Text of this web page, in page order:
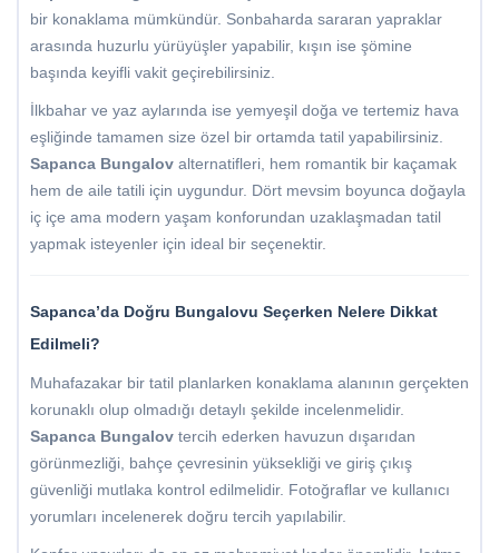
bir konaklama mümkündür. Sonbaharda sararan yapraklar
arasında huzurlu yürüyüşler yapabilir, kışın ise şömine
başında keyifli vakit geçirebilirsiniz.
İlkbahar ve yaz aylarında ise yemyeşil doğa ve tertemiz hava
eşliğinde tamamen size özel bir ortamda tatil yapabilirsiniz.
Sapanca Bungalov alternatifleri, hem romantik bir kaçamak
hem de aile tatili için uygundur. Dört mevsim boyunca doğayla
iç içe ama modern yaşam konforundan uzaklaşmadan tatil
yapmak isteyenler için ideal bir seçenektir.
Sapanca’da Doğru Bungalovu Seçerken Nelere Dikkat
Edilmeli?
Muhafazakar bir tatil planlarken konaklama alanının gerçekten
korunaklı olup olmadığı detaylı şekilde incelenmelidir.
Sapanca Bungalov tercih ederken havuzun dışarıdan
görünmezliği, bahçe çevresinin yüksekliği ve giriş çıkış
güvenliği mutlaka kontrol edilmelidir. Fotoğraflar ve kullanıcı
yorumları incelenerek doğru tercih yapılabilir.